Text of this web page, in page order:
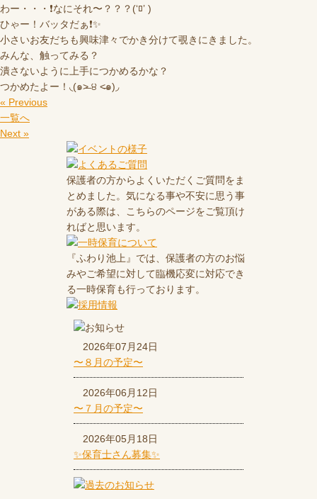
わー・・・❗️なにそれ〜？？？(‘ﾛ’ )
ひゃー！バッタだぁ❗️✨
小さいお友だちも興味津々でかき分けて覗きにきました。
みんな、触ってみる？
潰さないように上手につかめるかな？
つかめたよー！◟(๑˃̶ ੪ ˂̶๑)◞
« Previous
一覧へ
Next »
保護者の方からよくいただくご質問をま
とめました。気になる事や不安に思う事
がある際は、こちらのページをご覧頂け
ればと思います。
『ふわり池上』では、保護者の方のお悩
みやご希望に対して臨機応変に対応でき
る一時保育も行っております。
2026年07月24日
〜８月の予定〜
2026年06月12日
〜７月の予定〜
2026年05月18日
✨保育士さん募集✨